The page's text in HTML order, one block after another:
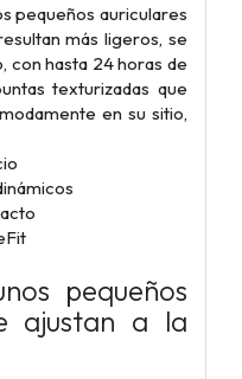
pequeños auriculares
más ligeros, se
con hasta 24 horas de
texturizadas que
en su sitio,
pequeños
ajustan a la